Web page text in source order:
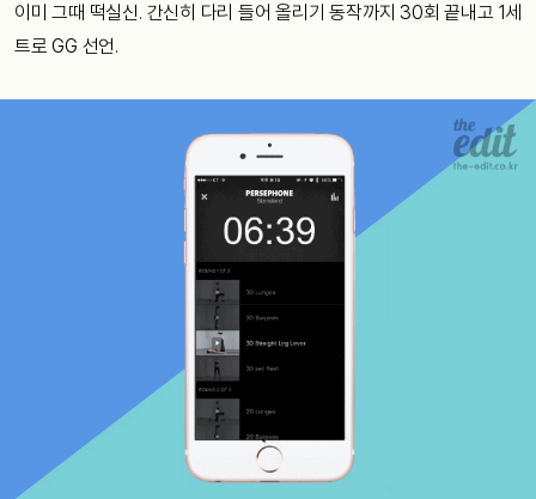
이미 그때 떡실신. 간신히 다리 들어 올리기 동작까지 30회 끝내고 1세
트로 GG 선언.